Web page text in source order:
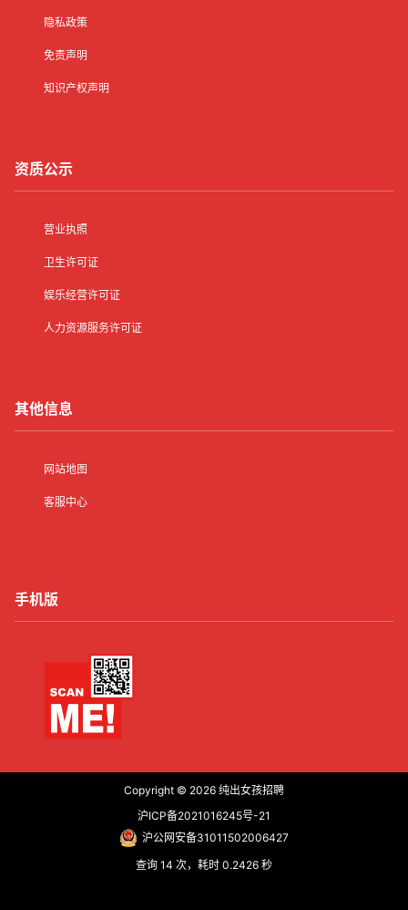
隐私政策
免责声明
知识产权声明
资质公示
营业执照
卫生许可证
娱乐经营许可证
人力资源服务许可证
其他信息
网站地图
客服中心
手机版
Copyright © 2026 纯出女孩招聘
沪ICP备2021016245号-21
沪公网安备31011502006427
查询 14 次，耗时 0.2426 秒